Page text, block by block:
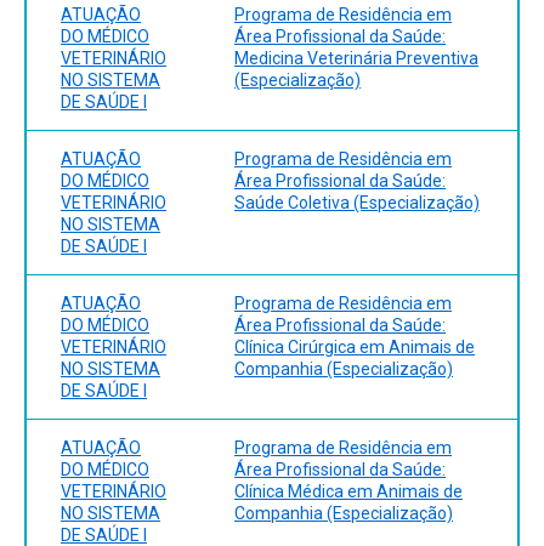
ATUAÇÃO
DO MÉDICO
VETERINÁRIO
NO SISTEMA
DE SAÚDE I
Programa de Residência em
Área Profissional da Saúde:
Medicina Veterinária Preventiva
(Especialização)
ATUAÇÃO
DO MÉDICO
VETERINÁRIO
NO SISTEMA
DE SAÚDE I
Programa de Residência em
Área Profissional da Saúde:
Saúde Coletiva (Especialização)
ATUAÇÃO
DO MÉDICO
VETERINÁRIO
NO SISTEMA
DE SAÚDE I
Programa de Residência em
Área Profissional da Saúde:
Clínica Cirúrgica em Animais de
Companhia (Especialização)
ATUAÇÃO
DO MÉDICO
VETERINÁRIO
NO SISTEMA
DE SAÚDE I
Programa de Residência em
Área Profissional da Saúde:
Clínica Médica em Animais de
Companhia (Especialização)